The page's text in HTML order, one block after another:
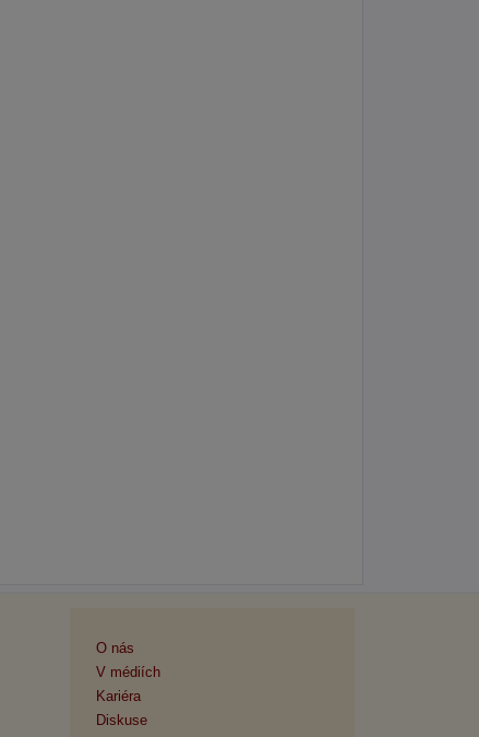
O nás
V médiích
Kariéra
Diskuse